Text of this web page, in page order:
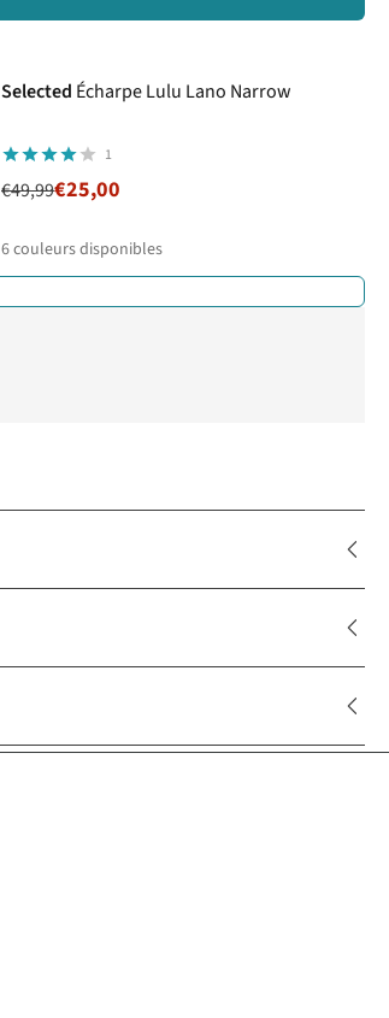
Selected Écharpe Lulu Lano Narrow
1
€49,99€25,00
6couleurs disponibles